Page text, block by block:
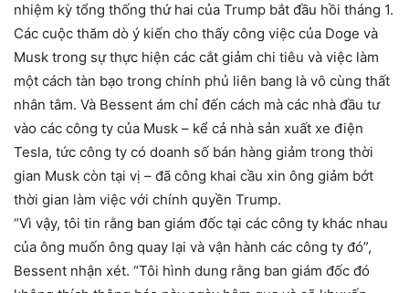
nhiệm kỳ tổng thống thứ hai của Trump bắt đầu hồi tháng 1.
Các cuộc thăm dò ý kiến ​​cho thấy công việc của Doge và
Musk trong sự thực hiện các cắt giảm chi tiêu và việc làm
một cách tàn bạo trong chính phủ liên bang là vô cùng thất
nhân tâm. Và Bessent ám chỉ đến cách mà các nhà đầu tư
vào các công ty của Musk – kể cả nhà sản xuất xe điện
Tesla, tức công ty có doanh số bán hàng giảm trong thời
gian Musk còn tại vị – đã công khai cầu xin ông giảm bớt
thời gian làm việc với chính quyền Trump.
“Vì vậy, tôi tin rằng ban giám đốc tại các công ty khác nhau
của ông muốn ông quay lại và vận hành các công ty đó”,
Bessent nhận xét. “Tôi hình dung rằng ban giám đốc đó